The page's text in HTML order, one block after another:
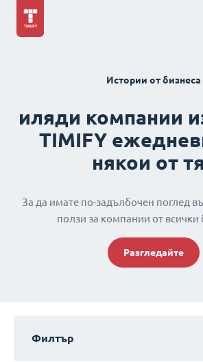
Истории от бизнеса
иляди компании
TIMIFY
някои от
За да имате по-задълбочен поглед
ползи за компании от
Разгледайте
Филтър